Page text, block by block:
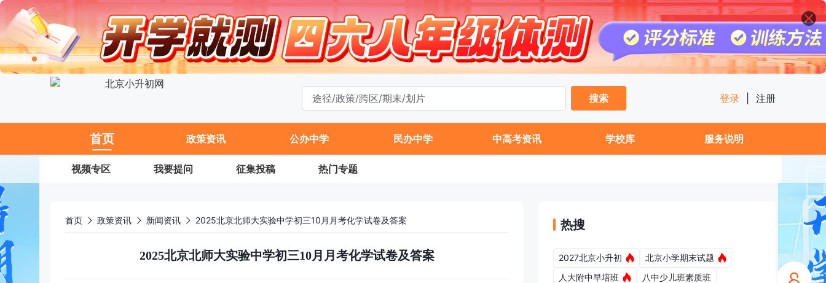
搜索
登录 注册
首页 政策资讯 公办中学 民办中学 中高考资讯 学校库 服务说明
视频专区 我要提问 征集投稿 热门专题
首页 政策资讯 新闻资讯 2025北京北师大实验中学初三10月月考化学试卷及答案
2025北京北师大实验中学初三10月月考化学试卷及答案
热搜
2027北京小升初
北京小学期末试题
人大附中早培班
八中少儿班素质班